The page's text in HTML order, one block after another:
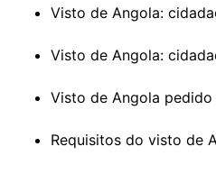
Visto de Angola:
Visto de Angola:
Visto de Angola
Requisitos do visto de